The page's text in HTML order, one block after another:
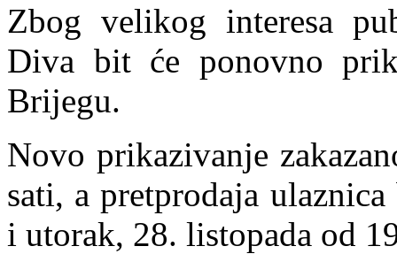
Zbog velikog interesa
Diva bit će ponovno
Brijegu.
Novo prikazivanje
sati, a pretprodaja
i utorak, 28. listopada od